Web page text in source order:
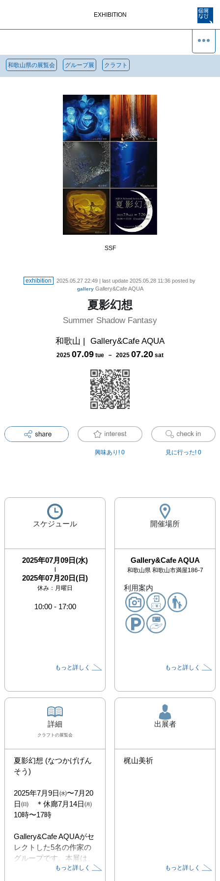
EXHIBITION
和歌山県の展覧会 グループ展 クラフト
SSF
exhibition 2025.05.27 22:49| last update 2025.05.28 11:36posted by
gallery Gallery&Cafe AQUA
夏影幻想
Summer Shadow Fantasy
和歌山 | Gallery&Cafe AQUA
2025 07.09 tue － 2025 07.20 sat
興味あり! 0 見に行った! 0
スケジュール
2025年07月09日(水)
|
2025年07月20日(日)
休み： 月曜日
10:00- 17:00
もっと詳しく
開催場所
Gallery&Cafe AQUA
和歌山県 和歌山市満屋186-7
利用案内
もっと詳しく
詳細
クラフト の展覧会
夏影幻想 (なつかげげん
そう)
2025年7月9日㈬〜7月20
日㈰　＊休廊7月14日㈪
10時〜17時
Gallery&Cafe AQUAがセ
レクトした5名の作家の
グループです。本展は、
暗がりの中で作品を展示
もっと詳しく
出展者
梶山美祈
もっと詳しく